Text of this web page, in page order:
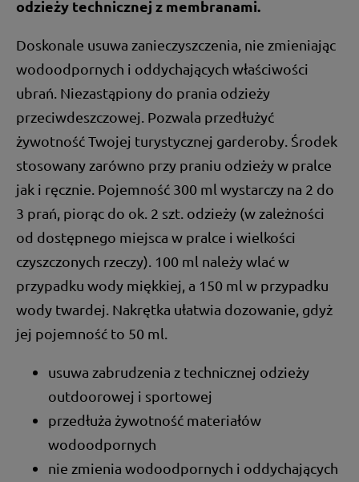
odzieży technicznej z membranami.
Doskonale usuwa zanieczyszczenia, nie zmieniając
wodoodpornych i oddychających właściwości
ubrań. Niezastąpiony do prania odzieży
przeciwdeszczowej. Pozwala przedłużyć
żywotność Twojej turystycznej garderoby. Środek
stosowany zarówno przy praniu odzieży w pralce
jak i ręcznie. Pojemność 300 ml wystarczy na 2 do
3 prań, piorąc do ok. 2 szt. odzieży (w zależności
od dostępnego miejsca w pralce i wielkości
czyszczonych rzeczy). 100 ml należy wlać w
przypadku wody miękkiej, a 150 ml w przypadku
wody twardej. Nakrętka ułatwia dozowanie, gdyż
jej pojemność to 50 ml.
usuwa zabrudzenia z technicznej odzieży
outdoorowej i sportowej
przedłuża żywotność materiałów
wodoodpornych
nie zmienia wodoodpornych i oddychających